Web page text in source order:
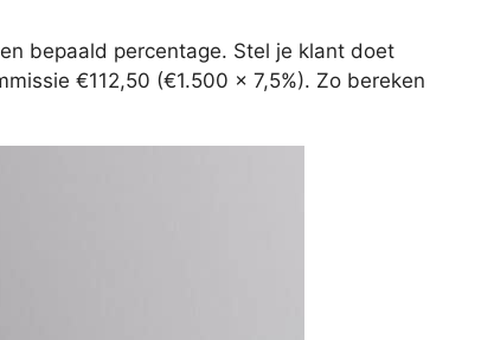
bepaald percentage. Stel je klant doet
€112,50 (€1.500 x 7,5%). Zo bereken